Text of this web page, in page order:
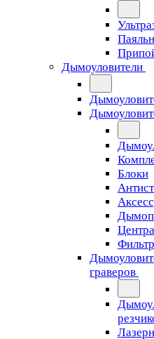
Дымоуловители
Блоки
граверов